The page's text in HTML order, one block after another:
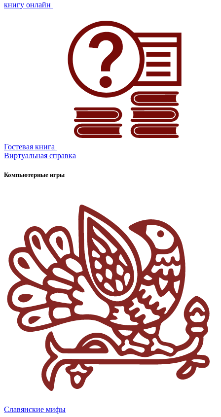
книгу онлайн
Гостевая книга
Виртуальная справка
Компьютерные игры
Славянские мифы